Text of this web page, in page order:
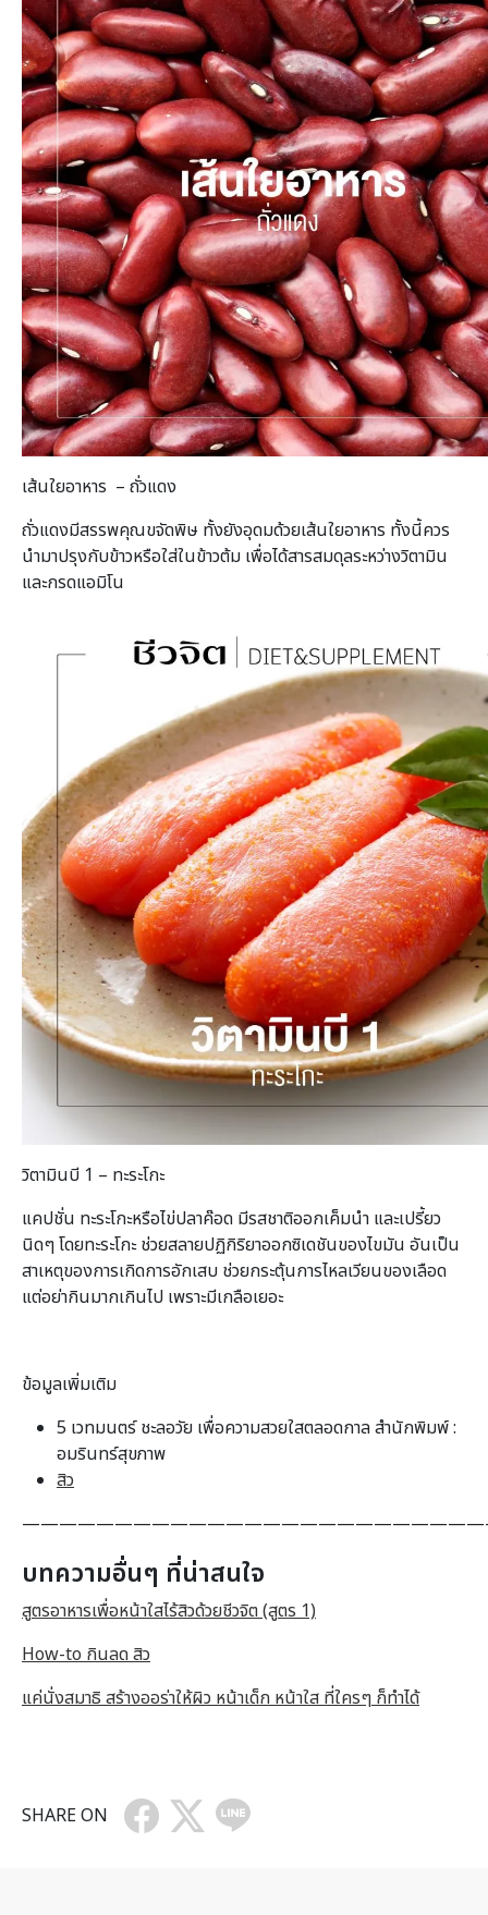
เส้นใยอาหาร – ถั่วแดง
ถั่วแดงมีสรรพคุณขจัดพิษ ทั้งยังอุดมด้วยเส้นใยอาหาร ทั้งนี้ควร
นำมาปรุงกับข้าวหรือใส่ในข้าวต้ม เพื่อได้สารสมดุลระหว่างวิตามิน
และกรดแอมิโน
วิตามินบี 1 – ทะระโกะ
แคปชั่น ทะระโกะหรือไข่ปลาค๊อด มีรสชาติออกเค็มนำ และเปรี้ยว
นิดๆ โดยทะระโกะ ช่วยสลายปฏิกิริยาออกซิเดชันของไขมัน อันเป็น
สาเหตุของการเกิดการอักเสบ ช่วยกระตุ้นการไหลเวียนของเลือด
แต่อย่ากินมากเกินไป เพราะมีเกลือเยอะ
ข้อมูลเพิ่มเติม
5 เวทมนตร์ ชะลอวัย เพื่อความสวยใสตลอดกาล สำนักพิมพ์ :
อมรินทร์สุขภาพ
สิว
บทความอื่นๆ ที่น่าสนใจ
สูตรอาหารเพื่อหน้าใสไร้สิวด้วยชีวจิต (สูตร 1)
How-to กินลด สิว
แค่นั่งสมาธิ สร้างออร่าให้ผิว หน้าเด็ก หน้าใส ที่ใครๆ ก็ทำได้
SHARE ON